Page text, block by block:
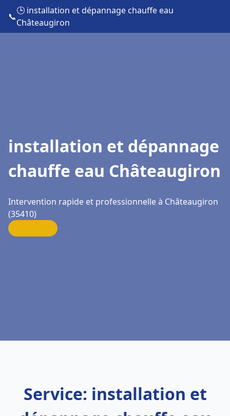
📞
🕒 installation et dépannage chauffe eau
Châteaugiron
installation et dépannage
chauffe eau Châteaugiron
Intervention rapide et professionnelle à Châteaugiron
(35410)
Service: installation et